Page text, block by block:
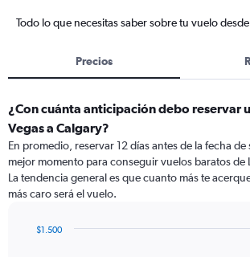
Todo lo que necesitas saber sobre tu vuelo desde
Precios
¿Con cuánta anticipación debo reservar
Vegas a Calgary?
En promedio, reservar 12 días antes de la fecha de
mejor momento para conseguir vuelos baratos de
La tendencia general es que cuanto más te
más caro será el vuelo.
$1.500